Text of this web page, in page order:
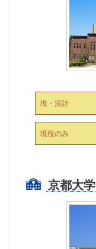
現・浪計
現役のみ
京都大学